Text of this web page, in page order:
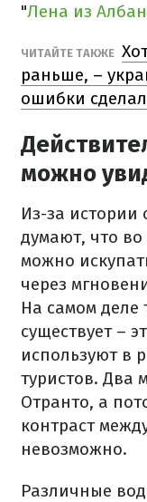
"Лена из
ЧИТАЙТЕ ТАКЖЕ
раньше, –
ошибки
можно
Из-за истории
думают, что во
можно
через
На самом деле
существует –
используют в
туристов. Два
Отранто, а
контраст
невозможно.
Различные